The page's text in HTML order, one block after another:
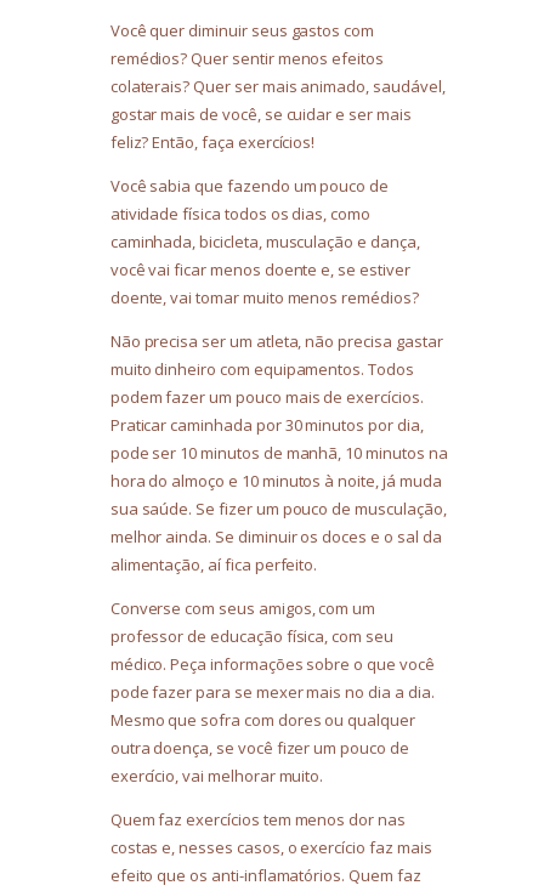
Você quer diminuir seus gastos com
remédios? Quer sentir menos efeitos
colaterais? Quer ser mais animado, saudável,
gostar mais de você, se cuidar e ser mais
feliz? Então, faça exercícios!
Você sabia que fazendo um pouco de
atividade física todos os dias, como
caminhada, bicicleta, musculação e dança,
você vai ficar menos doente e, se estiver
doente, vai tomar muito menos remédios?
Não precisa ser um atleta, não precisa gastar
muito dinheiro com equipamentos. Todos
podem fazer um pouco mais de exercícios.
Praticar caminhada por 30 minutos por dia,
pode ser 10 minutos de manhã, 10 minutos na
hora do almoço e 10 minutos à noite, já muda
sua saúde. Se fizer um pouco de musculação,
melhor ainda. Se diminuir os doces e o sal da
alimentação, aí fica perfeito.
Converse com seus amigos, com um
professor de educação física, com seu
médico. Peça informações sobre o que você
pode fazer para se mexer mais no dia a dia.
Mesmo que sofra com dores ou qualquer
outra doença, se você fizer um pouco de
exercício, vai melhorar muito.
Quem faz exercícios tem menos dor nas
costas e, nesses casos, o exercício faz mais
efeito que os anti-inflamatórios. Quem faz